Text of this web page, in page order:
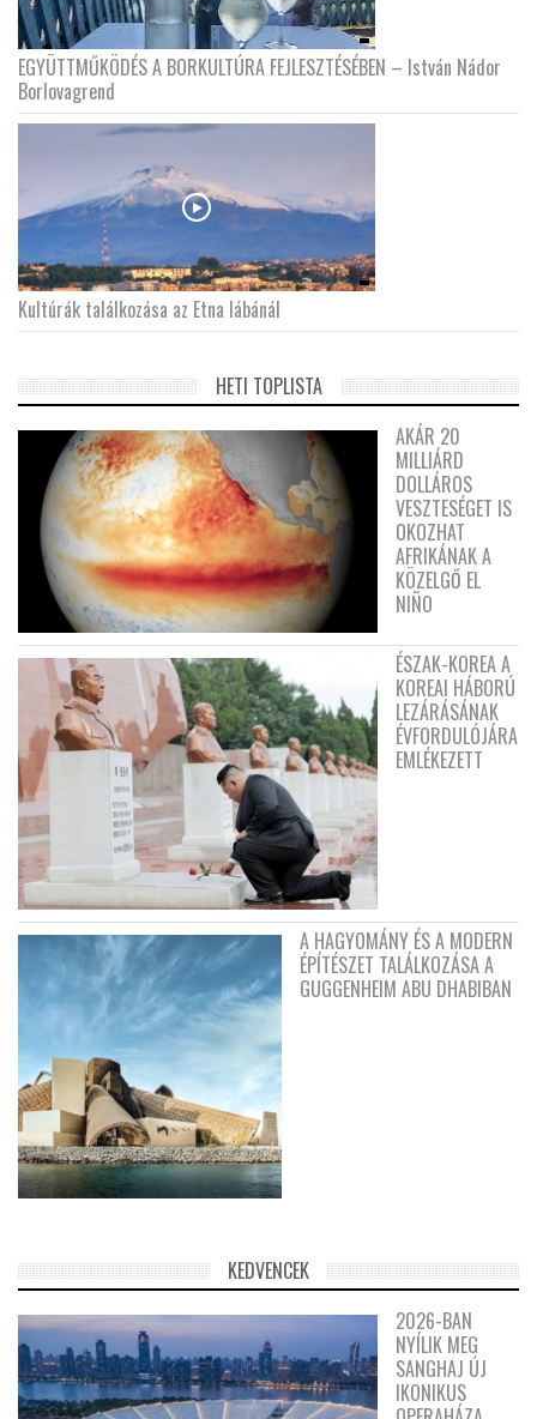
EGYÜTTMŰKÖDÉS A BORKULTÚRA FEJLESZTÉSÉBEN – István Nádor
Borlovagrend
Kultúrák találkozása az Etna lábánál
HETI TOPLISTA
AKÁR 20
MILLIÁRD
DOLLÁROS
VESZTESÉGET IS
OKOZHAT
AFRIKÁNAK A
KÖZELGŐ EL
NIÑO
ÉSZAK-KOREA A
KOREAI HÁBORÚ
LEZÁRÁSÁNAK
ÉVFORDULÓJÁRA
EMLÉKEZETT
A HAGYOMÁNY ÉS A MODERN
ÉPÍTÉSZET TALÁLKOZÁSA A
GUGGENHEIM ABU DHABIBAN
KEDVENCEK
2026-BAN
NYÍLIK MEG
SANGHAJ ÚJ
IKONIKUS